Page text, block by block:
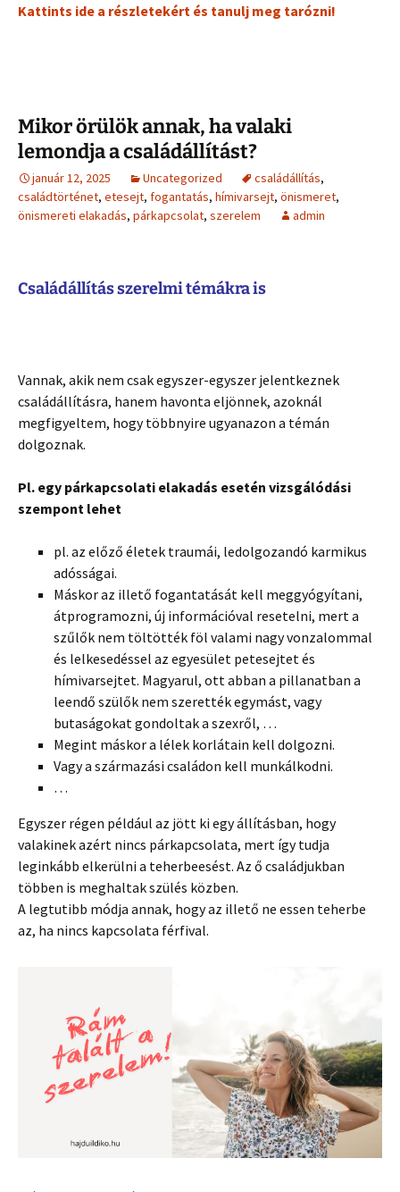
Kattints ide a részletekért és tanulj meg tarózni!
Mikor örülök annak, ha valaki
lemondja a családállítást?
január 12, 2025 Uncategorized családállítás,
családtörténet, etesejt, fogantatás, hímivarsejt, önismeret,
önismereti elakadás, párkapcsolat, szerelem admin
Családállítás szerelmi témákra is
Vannak, akik nem csak egyszer-egyszer jelentkeznek
családállításra, hanem havonta eljönnek, azoknál
megfigyeltem, hogy többnyire ugyanazon a témán
dolgoznak.
Pl. egy párkapcsolati elakadás esetén vizsgálódási
szempont lehet
pl. az előző életek traumái, ledolgozandó karmikus
adósságai.
Máskor az illető fogantatását kell meggyógyítani,
átprogramozni, új információval resetelni, mert a
szűlők nem töltötték föl valami nagy vonzalommal
és lelkesedéssel az egyesület petesejtet és
hímivarsejtet. Magyarul, ott abban a pillanatban a
leendő szülők nem szerették egymást, vagy
butaságokat gondoltak a szexről, …
Megint máskor a lélek korlátain kell dolgozni.
Vagy a származási családon kell munkálkodni.
…
Egyszer régen például az jött ki egy állításban, hogy
valakinek azért nincs párkapcsolata, mert így tudja
leginkább elkerülni a teherbeesést. Az ő családjukban
többen is meghaltak szülés közben.
A legtutibb módja annak, hogy az illető ne essen teherbe
az, ha nincs kapcsolata férfival.